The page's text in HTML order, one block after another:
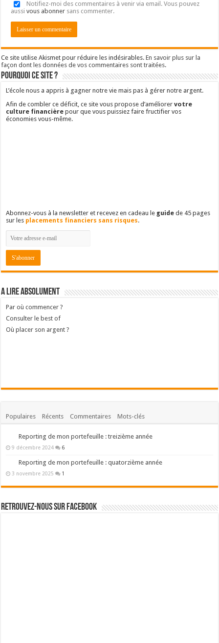
Notifiez-moi des commentaires à venir via email. Vous pouvez
aussivous abonner sans commenter.
Ce site utilise Akismet pour réduire les indésirables.En savoir plus sur la
façon dont les données de vos commentaires sont traitées.
Pourquoi ce site ?
L’école nous a appris à gagner notre vie mais pas à gérer notre argent.
Afin de combler ce déficit, ce site vous propose d’améliorervotre
culture financière pour que vous puissiez faire fructifier vos
économies vous-même.
Abonnez-vous à la newsletter et recevez en cadeau le guide de 45 pages
sur les placements financiers sans risques.
A lire absolument
Par où commencer ?
Consulter le best of
Où placer son argent ?
Populaires Récents Commentaires Mots-clés
Reporting de mon portefeuille : treizième année
9 décembre 2024 6
Reporting de mon portefeuille : quatorzième année
3 novembre 2025 1
Retrouvez-nous sur Facebook